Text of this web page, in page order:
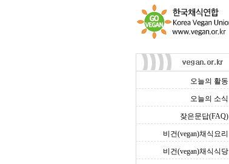
오늘의 활동
오늘의 소식
잦은문답(FAQ)
비건(vegan)채식요리
비건(vegan)채식식당